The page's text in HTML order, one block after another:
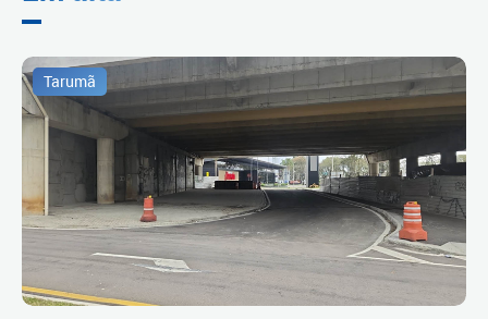
Tarumã